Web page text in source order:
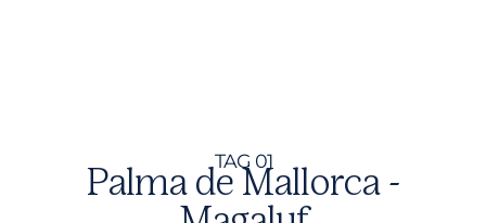
TAG 01
Palma de Mallorca -